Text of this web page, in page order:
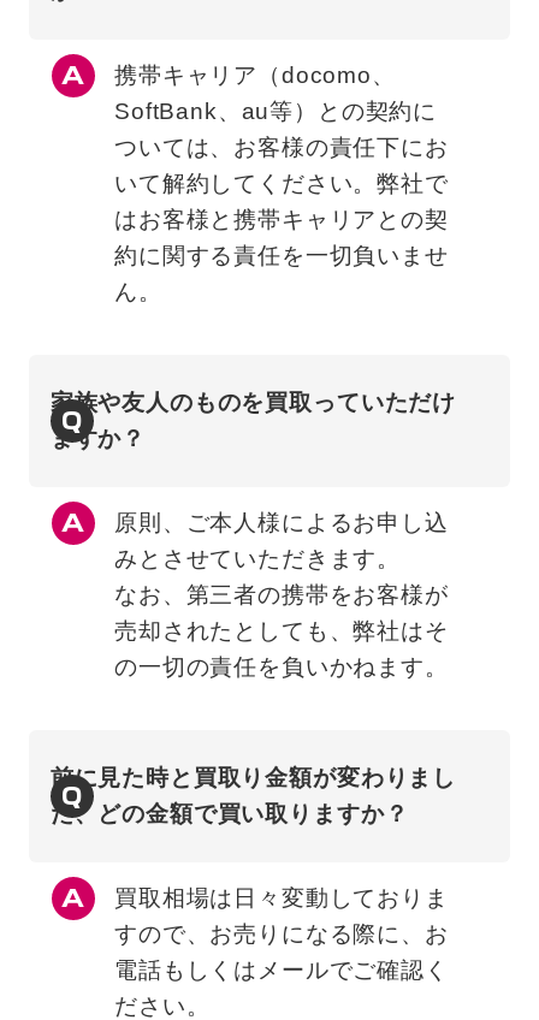
携帯キャリア（docomo、
SoftBank、au等）との契約に
ついては、お客様の責任下にお
いて解約してください。弊社で
はお客様と携帯キャリアとの契
約に関する責任を一切負いませ
ん。
Q
家族や友人のものを買取っていただけ
ますか？
原則、ご本人様によるお申し込
みとさせていただきます。
なお、第三者の携帯をお客様が
売却されたとしても、弊社はそ
の一切の責任を負いかねます。
Q
前に見た時と買取り金額が変わりまし
た、どの金額で買い取りますか？
買取相場は日々変動しておりま
すので、お売りになる際に、お
電話もしくはメールでご確認く
ださい。